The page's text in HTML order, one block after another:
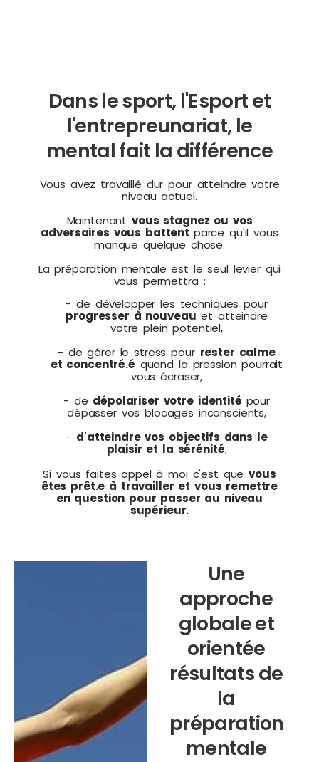
Dans le sport, l'Esport et
l'entrepreunariat, le
mental fait la différence
Vous avez travaillé dur pour atteindre votre
niveau actuel.
Maintenantvous stagnez ou vos
adversaires vous battent parce qu'il vous
manque quelque chose.
La préparation mentale est le seul levier qui
vous permettra :
- de développer les techniques pour
progresser à nouveau et atteindre
votre plein potentiel,
- de gérer le stress pour rester calme
et concentré.é quand la pression pourrait
vous écraser,
- de dépolariser votre identité pour
dépasser vos blocages inconscients,
- d'atteindre vos objectifs dans le
plaisir et la sérénité,
Si vous faites appel à moi c'est quevous
êtes prêt.e à travailler et vous remettre
en question pour passer au niveau
supérieur.
Une
approche
globale et
orientée
résultats de
la
préparation
mentale